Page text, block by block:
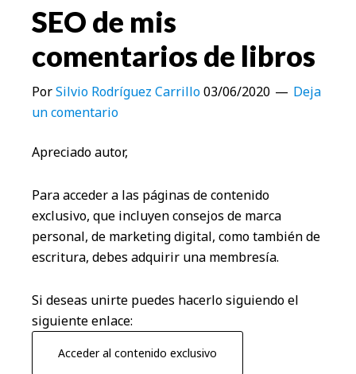
SEO de mis
comentarios de libros
PorSilvio Rodríguez Carrillo03/06/2020
Deja
un comentario
Apreciado autor,
Para acceder a las páginas de contenido
exclusivo, que incluyen consejos de marca
personal, de marketing digital, como también de
escritura, debes adquirir una membresía.
Si deseas unirte puedes hacerlo siguiendo el
siguiente enlace:
Acceder al contenido exclusivo